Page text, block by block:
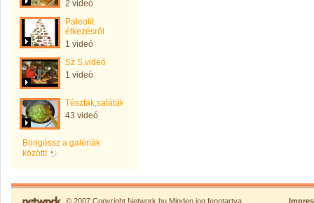
2 videó
Paleolit
étkezésről
1 videó
Sz S.videó
1 videó
Tészták,saláták,kenyerek
43 videó
Böngéssz a galériák
között!
© 2007 Copyright Network.hu Minden jog fenntartva.